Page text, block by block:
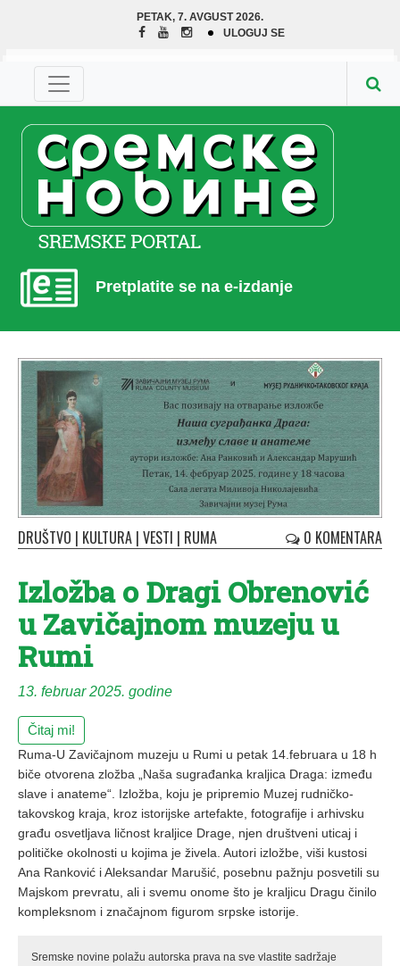
PETAK, 7. AVGUST 2026.
ULOGUJ SE
Pretplatite se na e-izdanje
DRUŠTVO | KULTURA | VESTI | RUMA 0 KOMENTARA
Izložba o Dragi Obrenović
u Zavičajnom muzeju u
Rumi
13. februar 2025. godine
Čitaj mi!
Ruma-U Zavičajnom muzeju u Rumi u petak 14.februara u 18 h
biče otvorena zložba „Naša sugrađanka kraljica Draga: između
slave i anateme“. Izložba, koju je pripremio Muzej rudničko-
takovskog kraja, kroz istorijske artefakte, fotografije i arhivsku
građu osvetljava ličnost kraljice Drage, njen društveni uticaj i
političke okolnosti u kojima je živela. Autori izložbe, viši kustosi
Ana Ranković i Aleksandar Marušić, posebnu pažnju posvetili su
Majskom prevratu, ali i svemu onome što je kraljicu Dragu činilo
kompleksnom i značajnom figurom srpske istorije.
Sremske novine polažu autorska prava na sve vlastite sadržaje